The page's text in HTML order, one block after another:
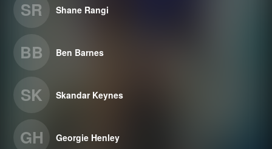
SR Shane Rangi
BB Ben Barnes
SK Skandar Keynes
GH Georgie Henley